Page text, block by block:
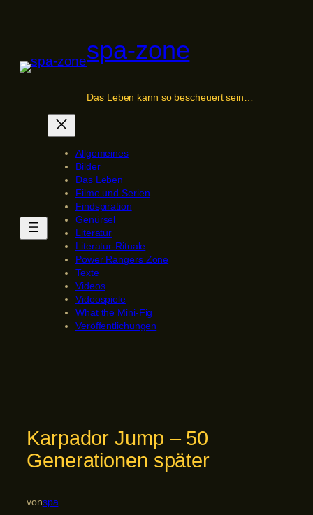
spa-zone
Das Leben kann so bescheuert sein…
Allgemeines
Bilder
Das Leben
Filme und Serien
Findspiration
Genürsel
Literatur
Literatur-Rituale
Power Rangers Zone
Texte
Videos
Videospiele
What the Mini-Fig
Veröffentlichungen
Karpador Jump – 50
Generationen später
vonspa